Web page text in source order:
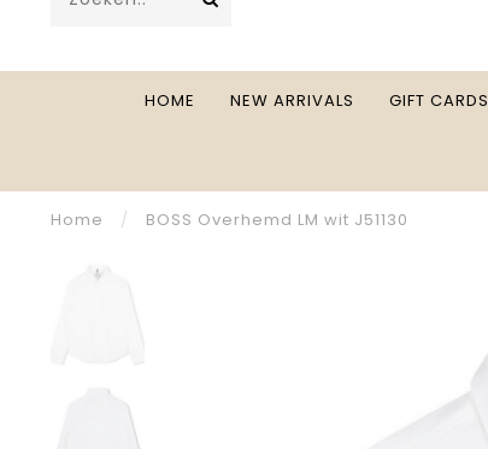
HOME NEW ARRIVALS GIFT CARDS
Home / BOSS Overhemd LM wit J51130